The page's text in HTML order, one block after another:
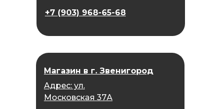
Магазин в г. Звенигород
Адрес: ул.
Московская 37А
+7 (903) 968-65-68